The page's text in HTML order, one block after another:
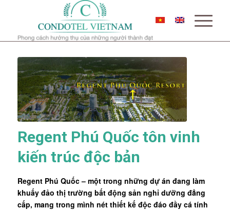
Regent Phú Quốc tôn vinh
kiến trúc độc bản
Regent Phú Quốc– một trong những dự án đang làm
khuấy đảo thị trường bất động sản nghỉ dưỡng đẳng
cấp, mang trong mình nét thiết kế độc đáo đầy cá tính